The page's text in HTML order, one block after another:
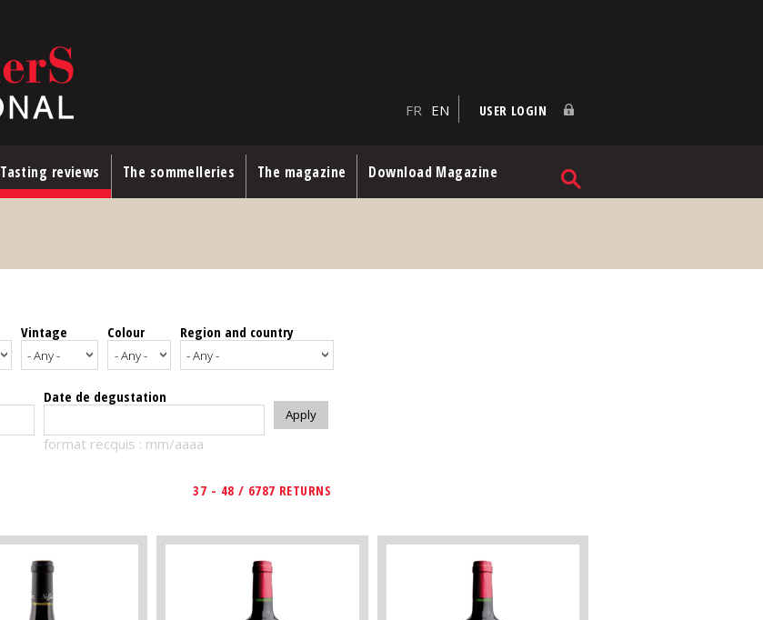
FR EN USER LOGIN
Tasting reviews The sommelleries The magazine Download Magazine
Vintage Colour Region and country
Date de degustation
format recquis : mm/aaaa
37 - 48 / 6787 RETURNS